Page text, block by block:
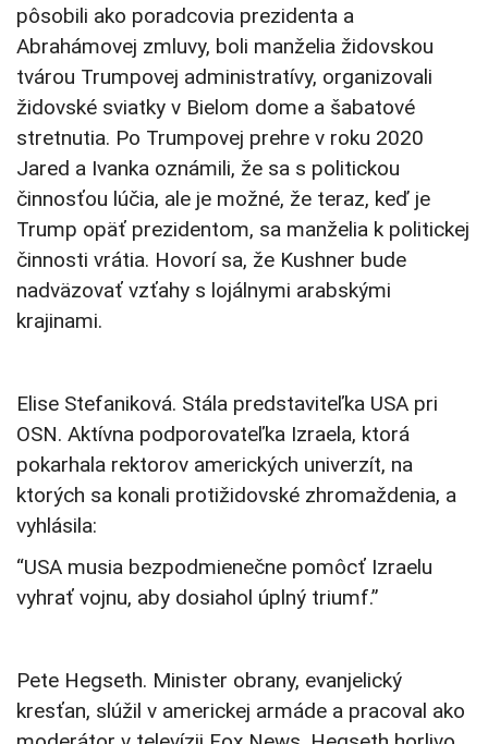
pôsobili ako poradcovia prezidenta a
Abrahámovej zmluvy, boli manželia židovskou
tvárou Trumpovej administratívy, organizovali
židovské sviatky v Bielom dome a šabatové
stretnutia. Po Trumpovej prehre v roku 2020
Jared a Ivanka oznámili, že sa s politickou
činnosťou lúčia, ale je možné, že teraz, keď je
Trump opäť prezidentom, sa manželia k politickej
činnosti vrátia. Hovorí sa, že Kushner bude
nadväzovať vzťahy s lojálnymi arabskými
krajinami.
Elise Stefaniková. Stála predstaviteľka USA pri
OSN. Aktívna podporovateľka Izraela, ktorá
pokarhala rektorov amerických univerzít, na
ktorých sa konali protižidovské zhromaždenia, a
vyhlásila:
“USA musia bezpodmienečne pomôcť Izraelu
vyhrať vojnu, aby dosiahol úplný triumf.”
Pete Hegseth. Minister obrany, evanjelický
kresťan, slúžil v americkej armáde a pracoval ako